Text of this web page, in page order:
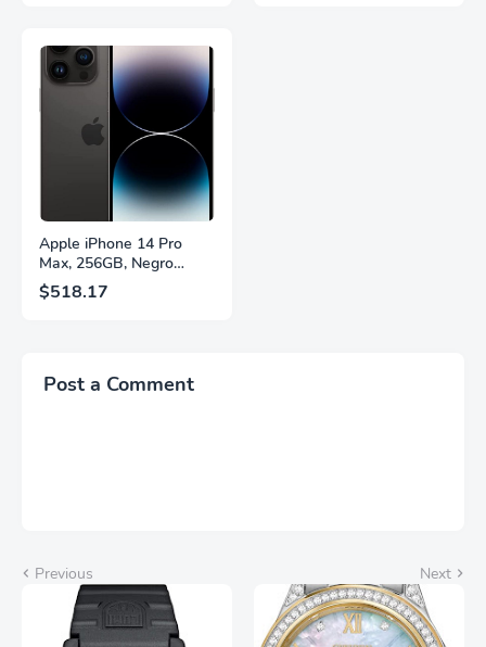
Panel IPS, AMD
FreeSync™ Premium,
Ecualizador Negro,
Cambio Automático de
Fuente,
LS27FG532ENXZA
Apple iPhone 14 Pro
Max, 256GB, Negro
Espacial - Desbloqueado
(Renovado)
$518.17
Post a Comment
Previous Next